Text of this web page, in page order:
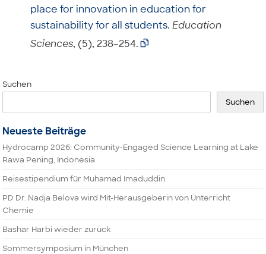
place for innovation in education for
sustainability for all students. Education
Sciences, (5), 238–254. 
Suchen
Suchen
Neueste Beiträge
Hydrocamp 2026: Community-Engaged Science Learning at Lake
Rawa Pening, Indonesia
Reisestipendium für Muhamad Imaduddin
PD Dr. Nadja Belova wird Mit-Herausgeberin von Unterricht
Chemie
Bashar Harbi wieder zurück
Sommersymposium in München